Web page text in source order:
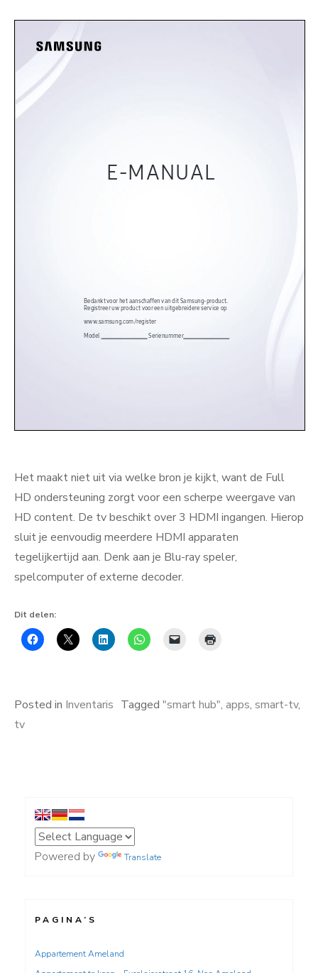
Het maakt niet uit via welke bron je kijkt, want de Full
HD ondersteuning zorgt voor een scherpe weergave van
HD content. De tv beschikt over 3 HDMI ingangen. Hierop
sluit je eenvoudig meerdere HDMI apparaten
tegelijkertijd aan. Denk aan je Blu-ray speler,
spelcomputer of externe decoder.
Dit delen:
Posted in Inventaris Tagged "smart hub", apps, smart-tv,
tv
Powered by Translate
PAGINA’S
Appartement Ameland